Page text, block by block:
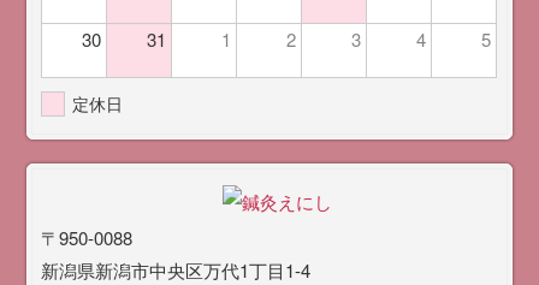
30 31 1 2 3 4 5
定休日
〒950-0088
新潟県新潟市中央区万代1丁目1-4